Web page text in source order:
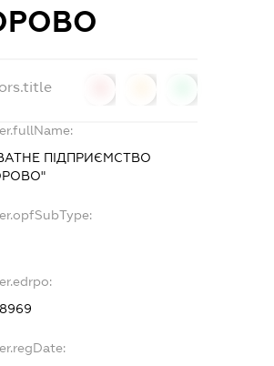
ПІДПРИЄМСТВО